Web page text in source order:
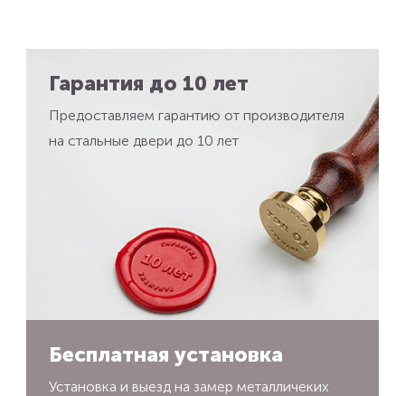
Гарантия до 10 лет
Предоставляем гарантию от производителя
на стальные двери до 10 лет
Бесплатная установка
Установка и выезд на замер металличеких